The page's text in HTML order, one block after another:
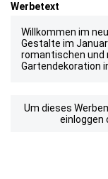
Werbetext
Willkommen im
Gestalte im
romantischen und
Gartendekoration
Um dieses
einloggen